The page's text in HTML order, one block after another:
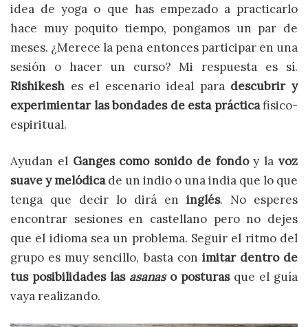
idea de yoga o que has empezado a practicarlo
hace muy poquito tiempo, pongamos un par de
meses. ¿Merece la pena entonces participar en una
sesión o hacer un curso? Mi respuesta es sí.
Rishikesh es el escenario ideal paradescubrir y
experimientar las bondades de esta prácticafisico-
espiritual.
Ayudan el Ganges como sonido de fondoy lavoz
suave y melódicade un indio o una india que lo que
tenga que decir lo dirá en inglés. No esperes
encontrar sesiones en castellano pero no dejes
que el idioma sea un problema. Seguir el ritmo del
grupo es muy sencillo, basta con imitar dentro de
tus posibilidades las asanaso posturasque el guía
vaya realizando.